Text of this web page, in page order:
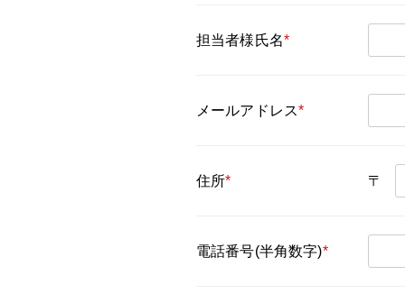
担当者様氏名*
メールアドレス*
住所* 〒
電話番号(半角数字)*